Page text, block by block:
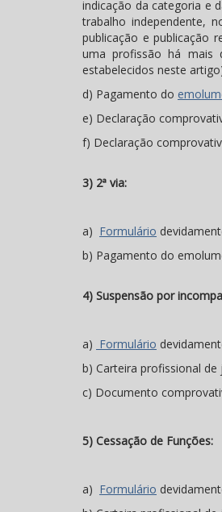
indicação da categoria e
trabalho independente,
publicação e publicação
uma profissão há mais
estabelecidos neste
d) Pagamento do
e) Declaração
f) Declaração
3) 2ª via:
a) Formulário
b) Pagamento do
4) Suspensão por
a) Formulário
b) Carteira profissional de
c) Documento
5) Cessação de Funções:
a) Formulário